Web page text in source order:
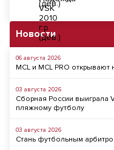
Новости
06 августа 2026
MCL и MCL PRO
03 августа 2026
Сборная России выиграла
пляжному футболу
03 августа 2026
Стань футбольным